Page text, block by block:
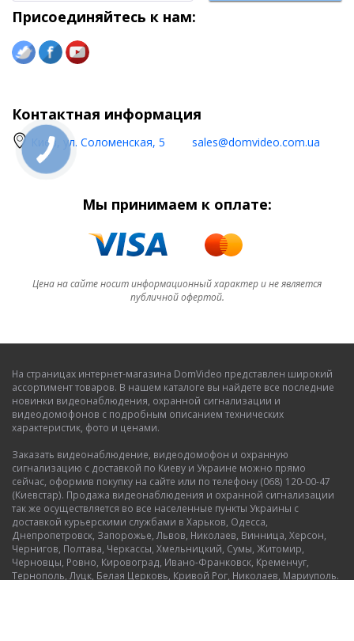
Присоединяйтесь к нам:
Контактная информация
Киев, ул. Соломенская, 5 sales@domvideo.com.ua
Мы принимаем к оплате:
Цена на сайте носит информационный характер и не является
публичной офертой.
На страницах интернет-магазина DomVideo представлен широкий
ассортимент товаров. В нашем каталоге вы найдете все последние
новинки видеонаблюдения, охранной сигнализации и
видеодомофонов с подробным описанием технических
характеристик, фото и ценами.
Заказать видеонаблюдение, видеодомофон и охранную
сигнализацию с доставкой по Киеву и Украине можно прямо
сейчас, оформив покупку на сайте или по телефону (068) 120-00-47
(Киевстар). Продажа видеонаблюдения и охранной сигнализации
так же осуществляется во все населенные пункты Украины с
доставкой курьерскими службами в Харьков, Одесса,
Днепропетровск, Запорожье, Львов, Николаев, Винница, Херсон,
Чернигов, Полтава, Черкассы, Хмельницкий, Сумы, Житомир,
Черновцы, Ровно, Кировоград, Ивано-Франковск, Кременчуг,
Тернополь, Луцк, Белая Церковь, Кривой Рог, Николаев, Мариуполь.